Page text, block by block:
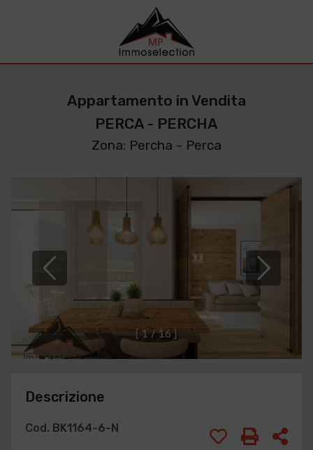
Appartamento in Vendita
PERCA - PERCHA
Zona: Percha - Perca
[ 1 / 16 ]
Descrizione
Cod. BK1164-6-N